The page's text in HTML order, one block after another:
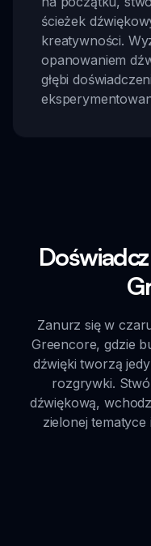
ścieżek
kreatywności.
opanowaniem
głębi
Zanurz się w
Greencore, gdzie
dźwięki tworzą
rozgrywki.
dźwiękową,
zielonej